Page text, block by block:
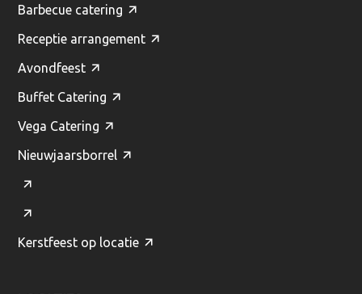
Barbecue catering
Receptie arrangement
Avondfeest
Buffet Catering
Vega Catering
Nieuwjaarsborrel
Kerstfeest op locatie